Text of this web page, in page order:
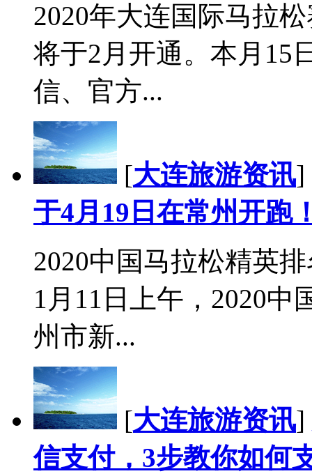
2020年大连国际马拉
将于2月开通。本月15
信、官方...
[大连旅游资讯]
于4月19日在常州开跑
2020中国马拉松精英
1月11日上午，2020中
州市新...
[大连旅游资讯]
信支付，3步教你如何